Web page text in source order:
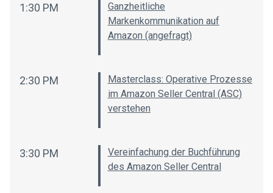
1:30 PM
Ganzheitliche
Markenkommunikation auf
Amazon (angefragt)
2:30 PM
Masterclass: Operative Prozesse
im Amazon Seller Central (ASC)
verstehen
3:30 PM
Vereinfachung der Buchführung
des Amazon Seller Central